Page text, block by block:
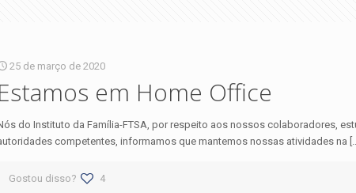
25 de março de 2020
Estamos em Home Office
do Instituto da Família-FTSA, por respeito aos nossos colaboradores,
competentes, informamos que mantemos nossas atividades na
Gostou disso? 4